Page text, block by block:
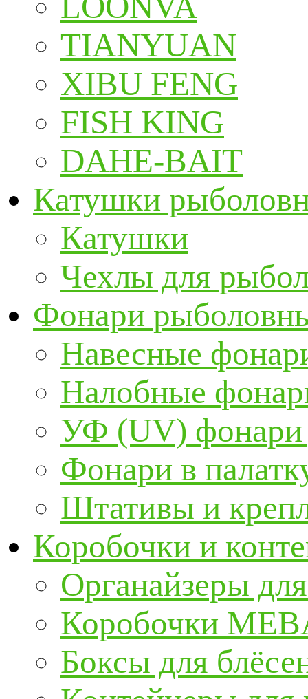
TIANYUAN
XIBU FENG
FISH KING
DAHE-BAIT
Катушки
Катушки
Чехлы для
Фонари
Навесные
Налобные
УФ (UV) фонари
Фонари в
Штативы и
Коробочки и
Органайзеры
Коробочки
Боксы для